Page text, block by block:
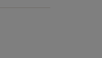
karcie
w nowej karcie